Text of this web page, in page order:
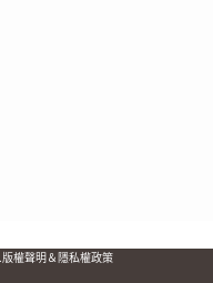
版權聲明＆隱私權政策